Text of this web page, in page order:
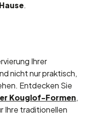
.
Ihrer
nicht nur praktisch,
Entdecken Sie
Kouglof-Formen,
Ihre traditionellen